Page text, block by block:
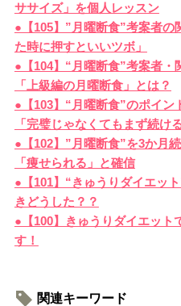
ササイズ」を個人レッスン
●【105】”月曜断食”考案者
た時に押すといいツボ」
●【104】“月曜断食”考案者・
「上級編の月曜断食」とは？
●【103】“月曜断食”のポイ
「完璧じゃなくてもまず続け
●【102】”月曜断食”を3か月
「痩せられる」と確信
●【101】“きゅうりダイエッ
きどうした？？
●【100】きゅうりダイエット
す！
関連キーワード